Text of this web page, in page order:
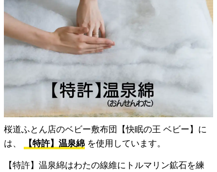
桜道ふとん店のベビー敷布団【快眠の王 ベビー】に
は、
【特許】温泉綿 を使用しています。
【特許】温泉綿はわたの線維にトルマリン鉱石を練